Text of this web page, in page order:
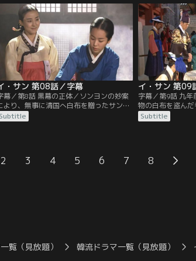
こへ、宮殿からの使者が…。ソンヨンと
テスは、サンの逃亡の手助けをしたとして
宮中を追い出される。その頃、母の実家に
いたサンに、宮中へ戻れとの王命が下る。
かった。大臣た
世子が作ったも
ていたはずだと
・サン 第08話／字幕
幕／第8話 黒幕の正体／ソンヨンの妙案
より、無事に清国へ白布を贈ったサン。
柄を褒めるため訪れた図画署で、先日の
に来ていた茶母がソンヨンだったと知
肖像画を描く手伝いをするため出掛けてい
Subtitle
イ・サン 第09
字幕／第9話 九
物の白布を盗ん
彼は王に自ら願
廷の重臣と通じ
に覚えのない命
Subtitle
2 3 4 5 6 7 8
覧（見放題） 韓流ドラマ一覧（見放題）